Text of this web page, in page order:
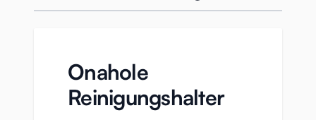
Onahole
Reinigungshalter